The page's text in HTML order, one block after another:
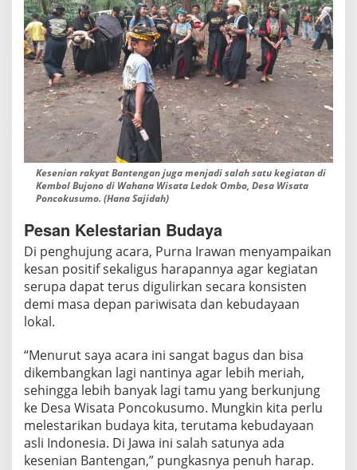
Kesenian rakyat Bantengan juga menjadi salah satu kegiatan di
Kembol Bujono di Wahana Wisata Ledok Ombo, Desa Wisata
Poncokusumo. (Hana Sajidah)
Pesan Kelestarian Budaya
Di penghujung acara, Purna Irawan menyampaikan
kesan positif sekaligus harapannya agar kegiatan
serupa dapat terus digulirkan secara konsisten
demi masa depan pariwisata dan kebudayaan
lokal.
“Menurut saya acara ini sangat bagus dan bisa
dikembangkan lagi nantinya agar lebih meriah,
sehingga lebih banyak lagi tamu yang berkunjung
ke Desa Wisata Poncokusumo. Mungkin kita perlu
melestarikan budaya kita, terutama kebudayaan
asli Indonesia. Di Jawa ini salah satunya ada
kesenian Bantengan,” pungkasnya penuh harap.